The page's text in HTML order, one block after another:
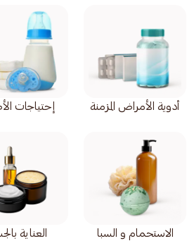
أدوية الأمراض المزمنة إحتياجات
الاستحمام و السبا العناية